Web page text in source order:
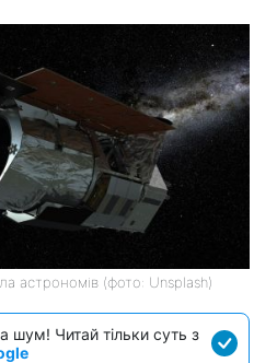
астрономів (фото: Unsplash)
шум! Читай тільки суть з